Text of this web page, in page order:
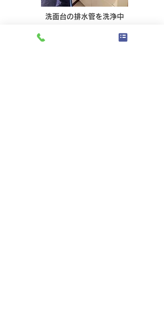
洗面台の排水管を洗浄中
屋外の排水マス（マンホール）と排水
マスの間の排水管に溜まった汚れを、